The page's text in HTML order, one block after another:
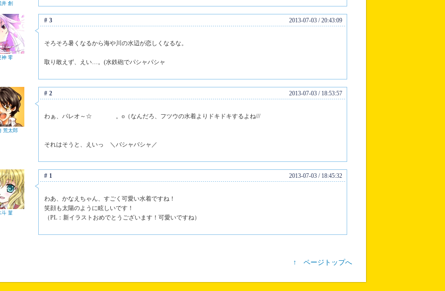
井 創
神 零
#3 2013-07-03 / 20:43:09
そろそろ暑くなるから海や川の水辺が恋しくなるな。
取り敢えず、えい…。(水鉄砲でパシャパシャ
荒太郎
#2 2013-07-03 / 18:53:57
わぁ、パレオ～☆ 。o（なんだろ、フツウの水着よりドキドキするよね///
それはそうと、えいっ ＼バシャバシャ／
斗 菫
#1 2013-07-03 / 18:45:32
わあ、かなえちゃん、すごく可愛い水着ですね！
笑顔も太陽のように眩しいです！
（PL：新イラストおめでとうございます！可愛いですね）
↑ ページトップへ